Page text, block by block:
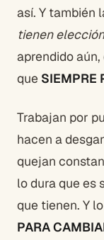
así. Y también
tienen
aprendido aún,
que SIEMPRE
Trabajan por
hacen a
quejan
lo dura que es
que tienen. Y
PARA